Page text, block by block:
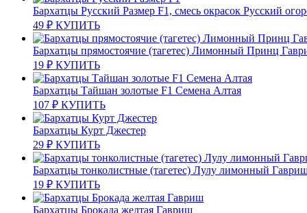
Бархатцы Русский Размер F1, смесь окрасок Русский
49 ₽ КУПИТЬ
Бархатцы прямостоячие (тагетес) Лимонный Принц
19 ₽ КУПИТЬ
Бархатцы Тайшан золотые F1 Семена Алтая
107 ₽ КУПИТЬ
Бархатцы Курт Джестер
29 ₽ КУПИТЬ
Бархатцы тонколистные (тагетес) Лулу лимонный
19 ₽ КУПИТЬ
Бархатцы Брокада желтая Гавриш